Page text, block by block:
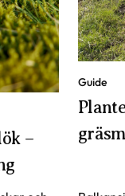
–
Guide